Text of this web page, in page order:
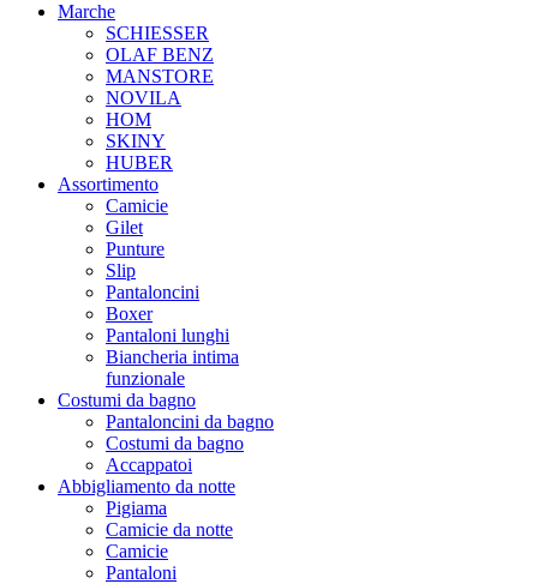
Marche
SCHIESSER
OLAF BENZ
MANSTORE
NOVILA
HOM
SKINY
HUBER
Assortimento
Camicie
Gilet
Punture
Slip
Pantaloncini
Boxer
Pantaloni lunghi
Biancheria intima
funzionale
Costumi da bagno
Pantaloncini da bagno
Costumi da bagno
Accappatoi
Abbigliamento da notte
Pigiama
Camicie da notte
Camicie
Pantaloni